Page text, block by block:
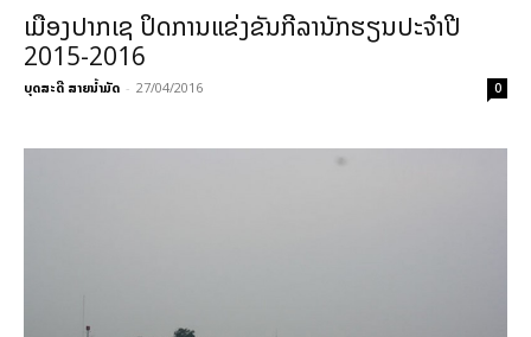
ເມືອງປາກເຊ ປິດການແຂ່ງຂັນກີລານັກຮຽນປະຈໍາປີ
2015-2016
ບຸດສະດີ ສາຍນ້ຳມັດ - 27/04/2016 0